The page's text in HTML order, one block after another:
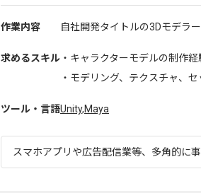
作業内容 自社開発タイトルの3Dモデラ
求めるスキル ・キャラクターモデルの制作
・モデリング、テクスチャ、
ツール・言語Unity,Maya
スマホアプリや広告配信業等、多角的に